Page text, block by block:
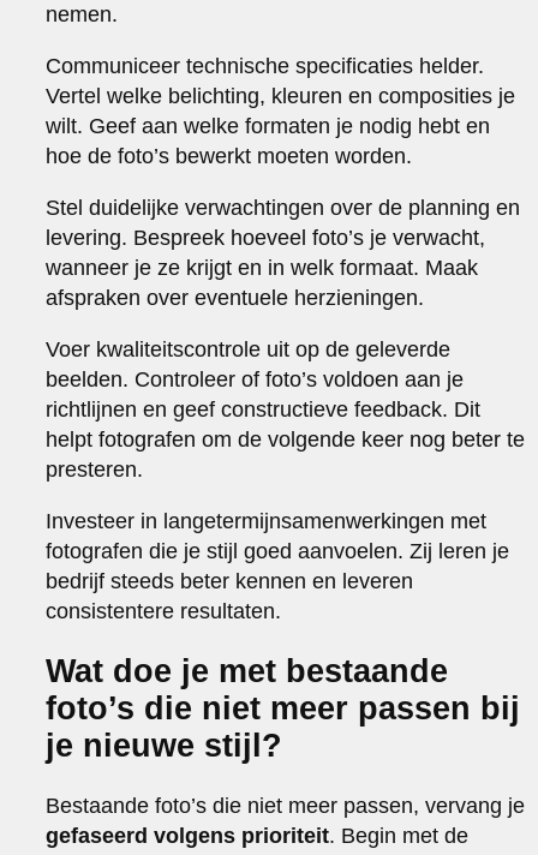
nemen.
Communiceer technische specificaties helder.
Vertel welke belichting, kleuren en composities je
wilt. Geef aan welke formaten je nodig hebt en
hoe de foto’s bewerkt moeten worden.
Stel duidelijke verwachtingen over de planning en
levering. Bespreek hoeveel foto’s je verwacht,
wanneer je ze krijgt en in welk formaat. Maak
afspraken over eventuele herzieningen.
Voer kwaliteitscontrole uit op de geleverde
beelden. Controleer of foto’s voldoen aan je
richtlijnen en geef constructieve feedback. Dit
helpt fotografen om de volgende keer nog beter te
presteren.
Investeer in langetermijnsamenwerkingen met
fotografen die je stijl goed aanvoelen. Zij leren je
bedrijf steeds beter kennen en leveren
consistentere resultaten.
Wat doe je met bestaande
foto’s die niet meer passen bij
je nieuwe stijl?
Bestaande foto’s die niet meer passen, vervang je
gefaseerd volgens prioriteit. Begin met de